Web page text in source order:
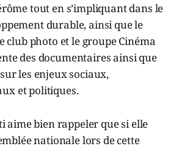
tout en s’impliquant dans le
durable, ainsi que le
club photo et le groupe Cinéma
des documentaires ainsi que
les enjeux sociaux,
et politiques.
aime bien rappeler que si elle
nationale lors de cette